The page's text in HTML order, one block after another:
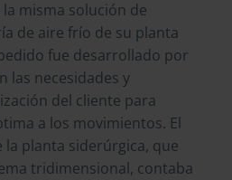
misma solución de
de aire frío de su planta
fue desarrollado por
las necesidades y
del cliente para
a los movimientos. El
planta siderúrgica, que
tridimensional, contaba